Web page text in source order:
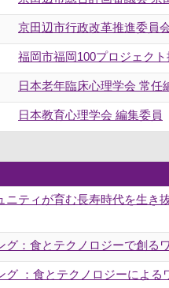
京田辺市行政改革推進委員
福岡市福岡100プロジェク
日本老年臨床心理学会 常任
日本教育心理学会 編集委員
ティが育む長寿時代を生
グ：食とテクノロジーで創る
グ ：食とテクノロジーによ